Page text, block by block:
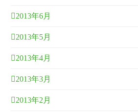
2013年6月
2013年5月
2013年4月
2013年3月
2013年2月